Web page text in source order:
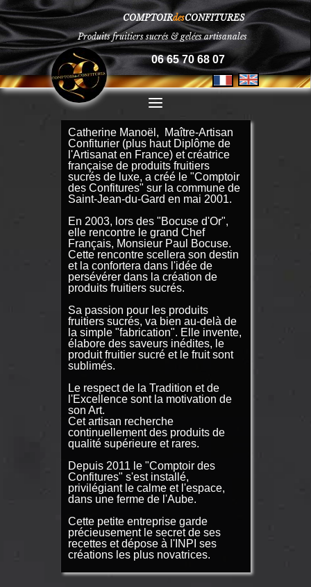
COMPTOIRdesCONFITURES
Produits fruitiers sucrés & gelées artisanales
06 65 70 68 07
Catherine Manoël, Maître-Artisan
Confiturier (plus haut Diplôme de
l'Artisanat en France) et créatrice
française de produits fruitiers
sucrés de luxe, a créé le "Comptoir
des Confitures" sur la commune de
Saint-Jean-du-Gard en mai 2001.
En 2003, lors des "Bocuse d'Or",
elle rencontre le grand Chef
Français, Monsieur Paul Bocuse.
Cette rencontre scellera son destin
et la confortera dans l'idée de
persévérer dans la création de
produits fruitiers sucrés.
Sa passion pour les produits
fruitiers sucrés, va bien au-delà de
la simple "fabrication". Elle invente,
élabore des saveurs inédites, le
produit fruitier sucré et le fruit sont
sublimés.
Le respect de la Tradition et de
l'Excellence sont la motivation de
son Art.
Cet artisan recherche
continuellement des produits de
qualité supérieure et rares.
Depuis 2011 le "Comptoir des
Confitures" s'est installé,
privilégiant le calme et l'espace,
dans une ferme de l'Aube.
Cette petite entreprise garde
précieusement le secret de ses
recettes et dépose à l'INPI ses
créations les plus novatrices.